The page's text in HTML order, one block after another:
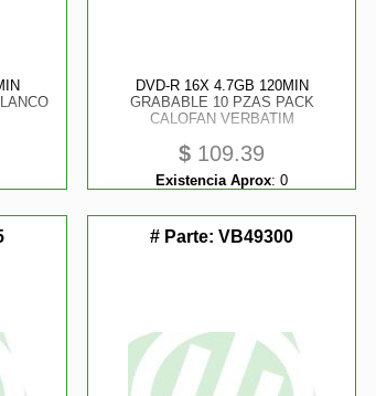
DVD-R 16X 4.7GB 120MIN
GRABABLE 10 PZAS PACK
CALOFAN VERBATIM
$ 109.39
Existencia Aprox: 0
# Parte:VB49300